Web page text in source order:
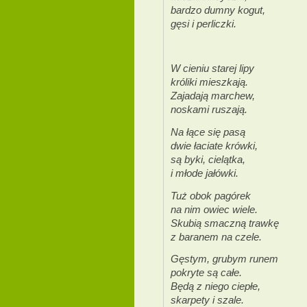
bardzo dumny kogut,
gęsi i perliczki.
W cieniu starej lipy
króliki mieszkają.
Zajadają marchew,
noskami ruszają.
Na łące się pasą
dwie łaciate krówki,
są byki, cielątka,
i młode jałówki.
Tuż obok pagórek
na nim owiec wiele.
Skubią smaczną trawkę
z baranem na czele.
Gęstym, grubym runem
pokryte są całe.
Będą z niego ciepłe,
skarpety i szale.